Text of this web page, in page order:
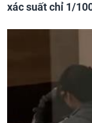
xác suất chỉ 1/